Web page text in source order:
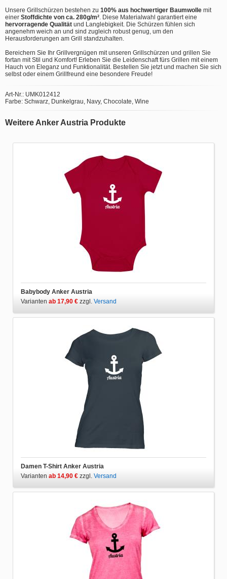
Unsere Grillschürzen bestehen zu 100% aus hochwertiger Baumwolle mit
einer Stoffdichte von ca. 280g/m² . Diese Materialwahl garantiert eine
hervorragende Qualität und Langlebigkeit. Die Schürzen fühlen sich
angenehm weich an und sind zugleich robust genug, um den
Herausforderungen am Grill standzuhalten.
Bereichern Sie Ihr Grillvergnügen mit unseren Grillschürzen und grillen Sie
fortan mit Stil und Komfort! Erleben Sie die Leidenschaft fürs Grillen mit einem
Hauch von Eleganz und Funktionalität. Bestellen Sie jetzt und machen Sie sich
selbst oder einem Grillfreund eine besondere Freude!
Art-Nr.: UMK012412
Farbe: Schwarz, Dunkelgrau, Navy, Chocolate, Wine
Weitere Anker Austria Produkte
Babybody Anker Austria
Varianten ab 17,90 € zzgl. Versand
Damen T-Shirt Anker Austria
Varianten ab 14,90 € zzgl. Versand